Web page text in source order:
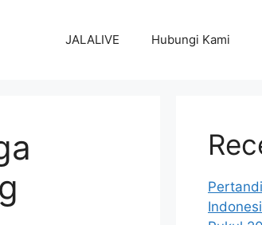
JALALIVE Hubungi Kami